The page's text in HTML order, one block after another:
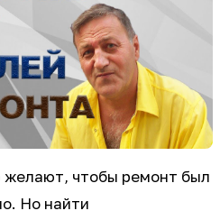
желают, чтобы ремонт был
Но найти